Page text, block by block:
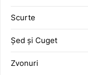
Scurte
Șed și Cuget
Zvonuri